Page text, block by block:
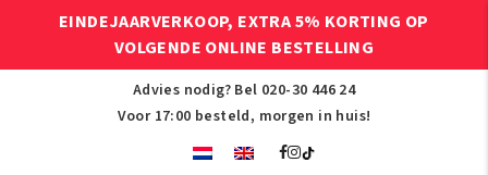
EINDEJAARVERKOOP, EXTRA 5% KORTING OP
VOLGENDE ONLINE BESTELLING
Advies nodig? Bel 020-30 446 24
Voor 17:00 besteld, morgen in huis!